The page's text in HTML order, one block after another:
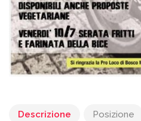
Descrizione Posizione